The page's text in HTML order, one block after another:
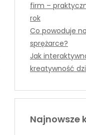
firm –
rok
Co powoduje
sprężarce?
Jak
kreatywność
Najnowsze